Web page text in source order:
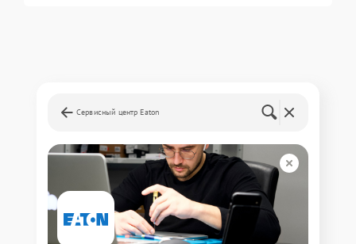
Сервисный центр Eaton